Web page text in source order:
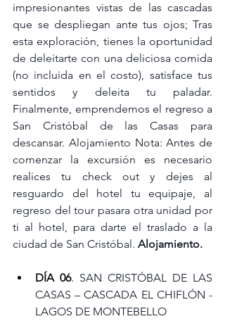
impresionantes vistas de las cascadas
que se despliegan ante tus ojos; Tras
esta exploración, tienes la oportunidad
de deleitarte con una deliciosa comida
(no incluida en el costo), satisface tus
sentidos y deleita tu paladar.
Finalmente, emprendemos el regreso a
San Cristóbal de las Casas para
descansar. Alojamiento Nota: Antes de
comenzar la excursión es necesario
realices tu check out y dejes al
resguardo del hotel tu equipaje, al
regreso del tour pasara otra unidad por
ti al hotel, para darte el traslado a la
ciudad de San Cristóbal. Alojamiento.
DÍA 06. SAN CRISTÓBAL DE LAS
CASAS – CASCADA EL CHIFLÓN -
LAGOS DE MONTEBELLO